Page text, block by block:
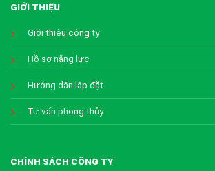
GIỚI THIỆU
Giới thiệu công ty
Hồ sơ năng lực
Hướng dẫn lắp đặt
Tư vấn phong thủy
CHÍNH SÁCH CÔNG TY